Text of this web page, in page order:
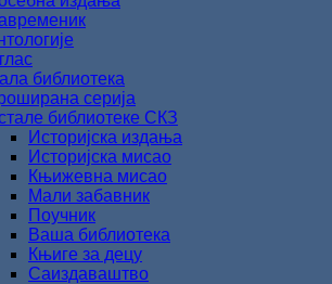
библиотека
серија
библиотеке СКЗ
Историјска издања
Историјска мисао
Књижевна мисао
Мали забавник
Поучник
Ваша библиотека
Књиге за децу
Саиздаваштво